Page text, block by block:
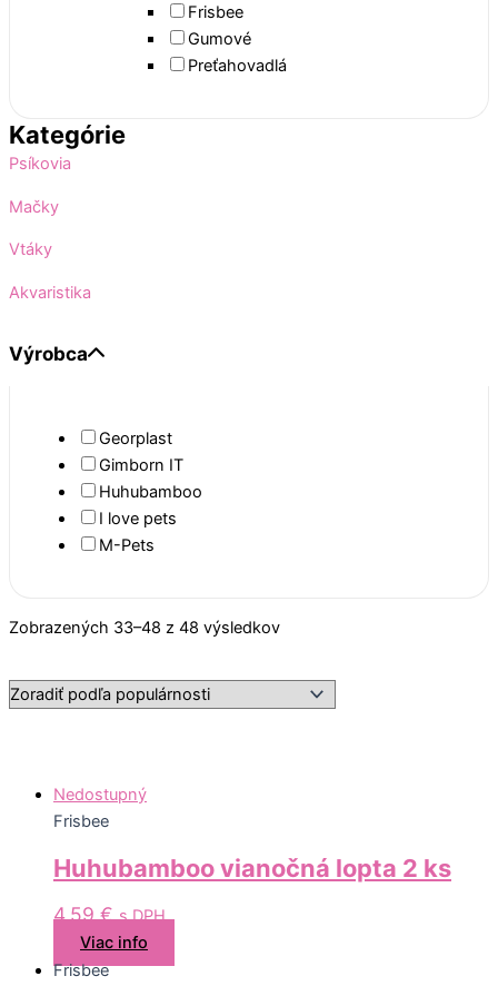
Frisbee
Gumové
Preťahovadlá
Kategórie
Psíkovia
Mačky
Vtáky
Akvaristika
Výrobca
Georplast
Gimborn IT
Huhubamboo
I love pets
M-Pets
Zobrazených 33–48 z 48 výsledkov
Nedostupný
Frisbee
Huhubamboo vianočná lopta 2 ks
4,59€ s DPH
Viac info
Frisbee